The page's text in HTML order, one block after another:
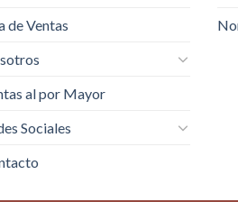
de Ventas
al por Mayor
Sociales